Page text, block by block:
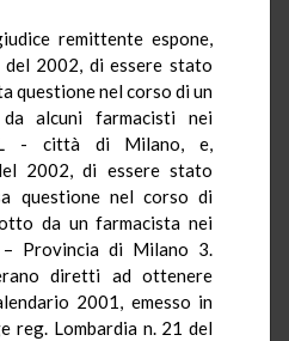
remittente espone,
del 2002, di essere stato
questione nel corso di un
alcuni farmacisti nei
- città di Milano, e,
2002, di essere stato
questione nel corso di
da un farmacista nei
Provincia di Milano 3.
diretti ad ottenere
2001, emesso in
reg. Lombardia n. 21 del